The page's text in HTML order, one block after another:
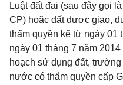
Luật đất đai (sau đây gọi
CP) hoặc đất được giao,
thẩm quyền kể từ ngày 01
ngày 01 tháng 7 năm
hoạch sử dụng đất,
nước có thẩm quyền cấp